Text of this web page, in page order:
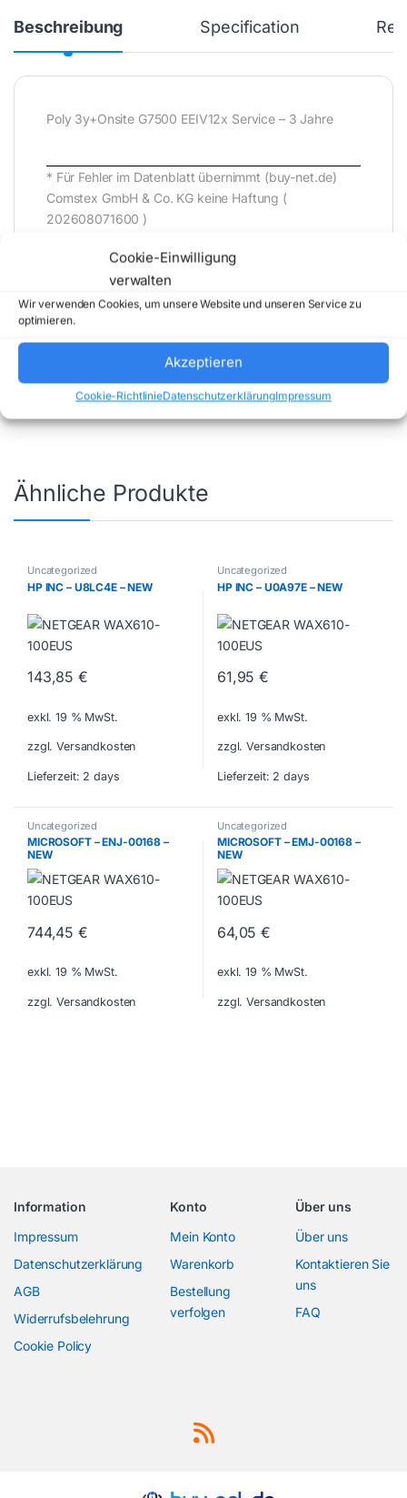
Cookie-Einwilligung
verwalten
Wir verwenden Cookies, um unsere Website und unseren Service zu
optimieren.
Akzeptieren
Cookie-RichtlinieDatenschutzerklärungImpressum
Beschreibung Specification
Poly 3y+Onsite G7500 EEIV12x Service – 3 Jahre
* Für Fehler im Datenblatt übernimmt (buy-net.de)
Comstex GmbH & Co. KG keine Haftung (
202608071600 )
Marke: HP INC
Ähnliche Produkte
Uncategorized
HP INC – U8LC4E – NEW
143,85€
exkl. 19 % MwSt.
zzgl. Versandkosten
Lieferzeit: 2 days
Uncategorized
HP INC – U0A97E – NEW
61,95€
exkl. 19 % MwSt.
zzgl. Versandkosten
Lieferzeit: 2 days
Uncategorized
MICROSOFT – ENJ-00168 –
NEW
744,45€
exkl. 19 % MwSt.
zzgl. Versandkosten
Uncategorized
MICROSOFT – EMJ-00168 –
NEW
64,05€
exkl. 19 % MwSt.
zzgl. Versandkosten
Information
Impressum
Datenschutzerklärung
AGB
Widerrufsbelehrung
Cookie Policy
Konto
Mein Konto
Warenkorb
Bestellung
verfolgen
Über uns
Über uns
Kontaktieren Sie
uns
FAQ